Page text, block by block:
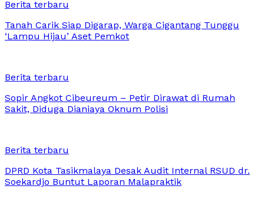
Berita terbaru
Tanah Carik Siap Digarap, Warga Cigantang Tunggu
‘Lampu Hijau’ Aset Pemkot
Berita terbaru
Sopir Angkot Cibeureum – Petir Dirawat di Rumah
Sakit, Diduga Dianiaya Oknum Polisi
Berita terbaru
DPRD Kota Tasikmalaya Desak Audit Internal RSUD dr.
Soekardjo Buntut Laporan Malapraktik